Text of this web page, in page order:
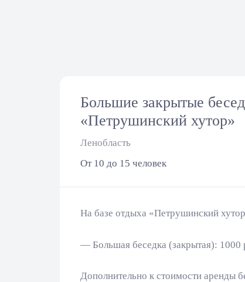
Большие закрытые
«Петрушинский хутор»
Ленобласть
От 10 до 15 человек
На базе отдыха «Петрушинский
— Большая беседка (закрытая): 1000
Дополнительно к стоимости аренды